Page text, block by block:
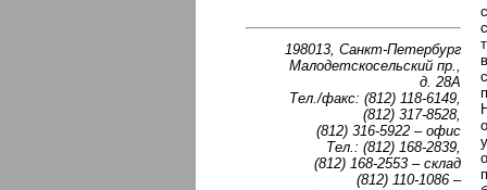
198013, Санкт-Петербург
Малодетскосельский пр.,
д. 28А
Тел./факс: (812) 118-6149,
(812) 317-8528,
(812) 316-5922 – офис
Тел.: (812) 168-2839,
(812) 168-2553 – склад
(812) 110-1086 –